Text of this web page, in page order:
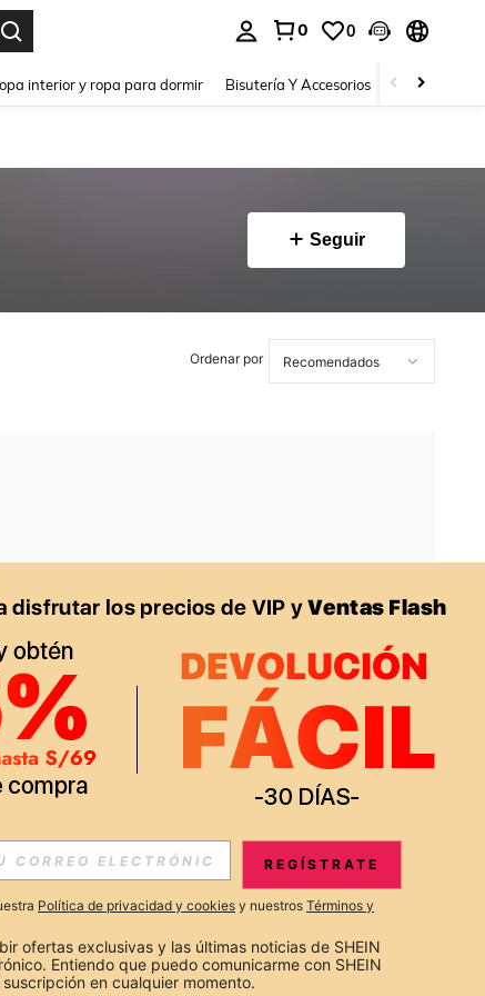
0 0
interior y ropa para dormir Bisutería Y Accesorios Zapatos
Seguir
Ordenar por
APP
PROMOCIONES Y NOTICIAS DE SHEIN
Suscribir
REGÍSTRATE
Política de privacidad y cookies y nuestros Términos y
ofertas exclusivas y las últimas noticias de SHEIN
Entiendo que puedo comunicarme con SHEIN
en cualquier momento.